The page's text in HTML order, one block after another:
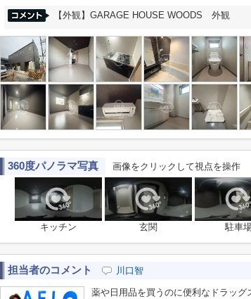
【外観】GARAGE HOUSE WOODS 外観
360度パノラマ写真 画像をクリックして視点を操作
キッチン 玄関 駐車
担当者のコメント 川口智
薬や日用品を買うのに便利なドラッ